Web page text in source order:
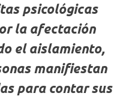
psicológicas
la afectación
el aislamiento,
manifiestan
para contar sus